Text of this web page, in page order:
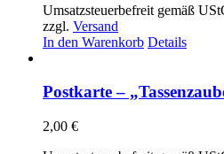
Umsatzsteuerbefreit gemäß
zzgl. Versand
In den Warenkorb Details
Postkarte –
2,00 €